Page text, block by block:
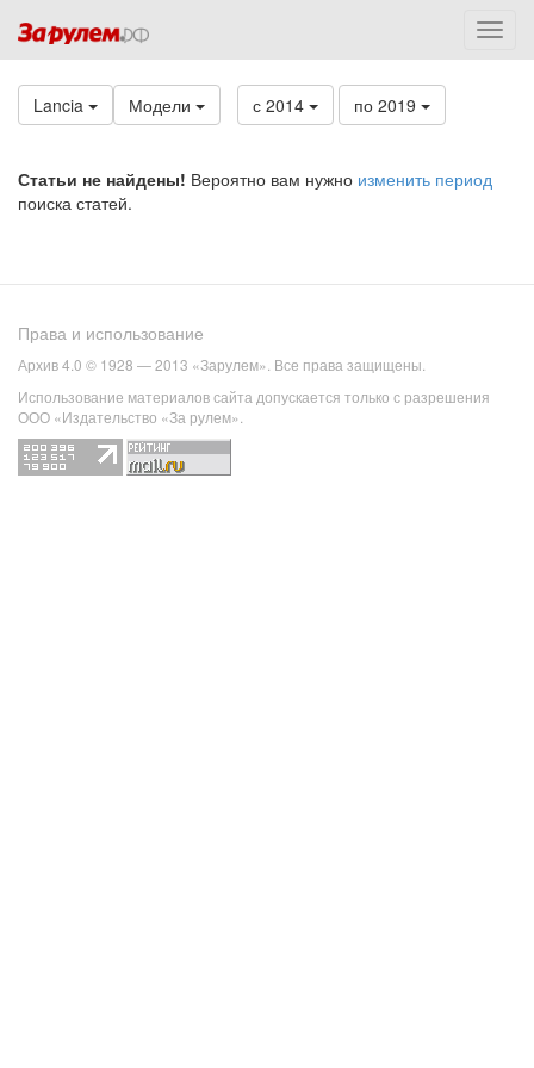
Lancia Модели с 2014 по 2019
Статьи не найдены! Вероятно вам нужно изменить период
поиска статей.
Права и использование
Архив 4.0 © 1928 — 2013 «Зарулем». Все права защищены.
Использование материалов сайта допускается только с разрешения
ООО «Издательство «За рулем».